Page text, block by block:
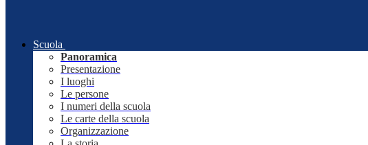
Scuola
Panoramica
Presentazione
I luoghi
Le persone
I numeri della scuola
Le carte della scuola
Organizzazione